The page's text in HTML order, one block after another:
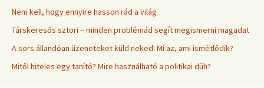
Nem kell, hogy ennyire hasson rád a világ
Társkeresős sztori – minden problémád segít megismerni magadat
A sors állandóan üzeneteket küld neked: Mi az, ami ismétlődik?
Mitől hiteles egy tanító? Mire használható a politikai düh?